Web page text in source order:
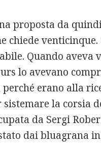
proposta da
chiede
Quando aveva
lo avevano
erano alla
sistemare la corsia
da Sergi
dai bluagrana